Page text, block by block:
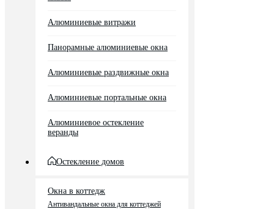
Алюминиевые витражи
Панорамные алюминиевые окна
Алюминиевые раздвижные окна
Алюминиевые портальные окна
Алюминиевое остекление
веранды
Остекление домов
Окна в коттедж
Антивандальные окна для коттеджей